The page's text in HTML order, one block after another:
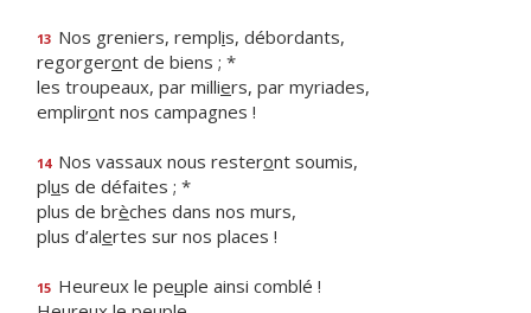
13 Nos greniers, remplis, débordants,
regorgeront de biens ; *
les troupeaux, par milliers, par myriades,
empliront nos campagnes !
14 Nos vassaux nous resteront soumis,
plus de défaites ; *
plus de brèches dans nos murs,
plus d’alertes sur nos places !
15 Heureux le peuple ainsi comblé !